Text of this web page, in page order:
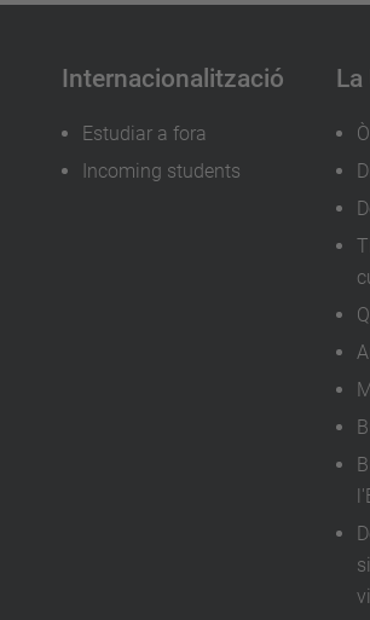
Internacionalització
Estudiar a fora
Incoming students
La